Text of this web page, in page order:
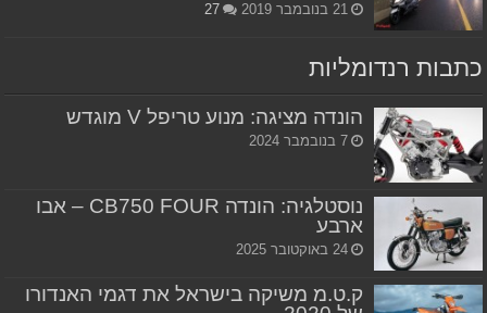
21 בנובמבר 2019 27
כתבות רנדומליות
הונדה מציגה: מנוע טריפל V מוגדש
7 בנובמבר 2024
נוסטלגיה: הונדה CB750 FOUR – אבו
ארבע
24 באוקטובר 2025
ק.ט.מ משיקה בישראל את דגמי האנדורו